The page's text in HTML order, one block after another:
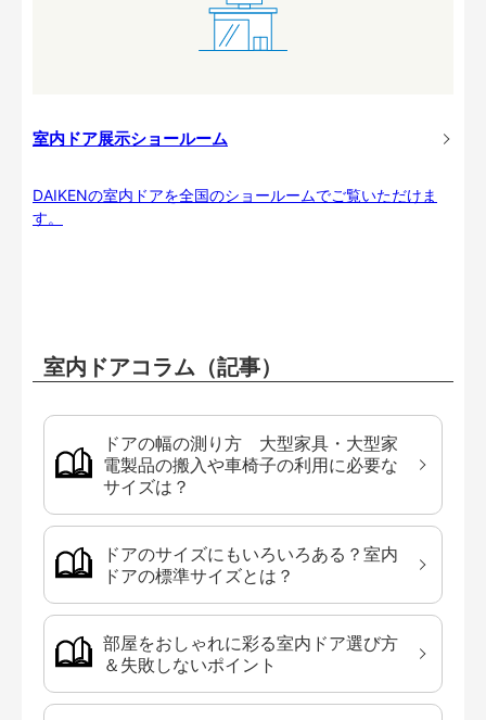
室内ドア展示ショールーム
DAIKENの室内ドアを全国のショールームでご覧いただけま
す。
室内ドアコラム（記事）
ドアの幅の測り方 大型家具・大型家
電製品の搬入や車椅子の利用に必要な
サイズは？
ドアのサイズにもいろいろある？室内
ドアの標準サイズとは？
部屋をおしゃれに彩る室内ドア選び方
＆失敗しないポイント